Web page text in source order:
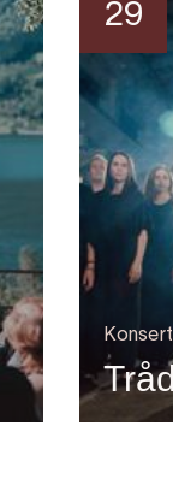
29
Konsert